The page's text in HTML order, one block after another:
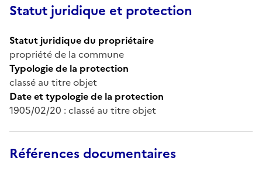
Statut juridique et protection
Statut juridique du propriétaire
propriété de la commune
Typologie de la protection
classé au titre objet
Date et typologie de la protection
1905/02/20 : classé au titre objet
Références documentaires